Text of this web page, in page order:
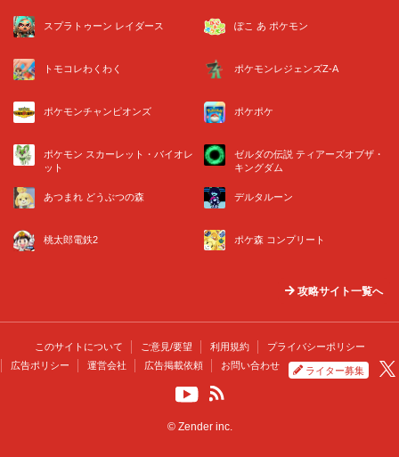
スプラトゥーン レイダース ぽこ あ ポケモン
トモコレわくわく ポケモンレジェンズZ-A
ポケモンチャンピオンズ ポケポケ
ポケモン スカーレット・バイオレ
ット
ゼルダの伝説 ティアーズオブザ・
キングダム
あつまれ どうぶつの森 デルタルーン
桃太郎電鉄2 ポケ森 コンプリート
攻略サイト一覧へ
このサイトについて ご意見/要望 利用規約
プライバシーポリシー
広告ポリシー
運営会社 広告掲載依頼 お問い合わせ ライター募集
© Zender inc.